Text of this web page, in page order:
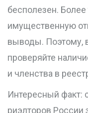
бесполезен.
имущественную
выводы. Поэтому,
проверяйте
и членства в
Интересный факт:
риэлторов России